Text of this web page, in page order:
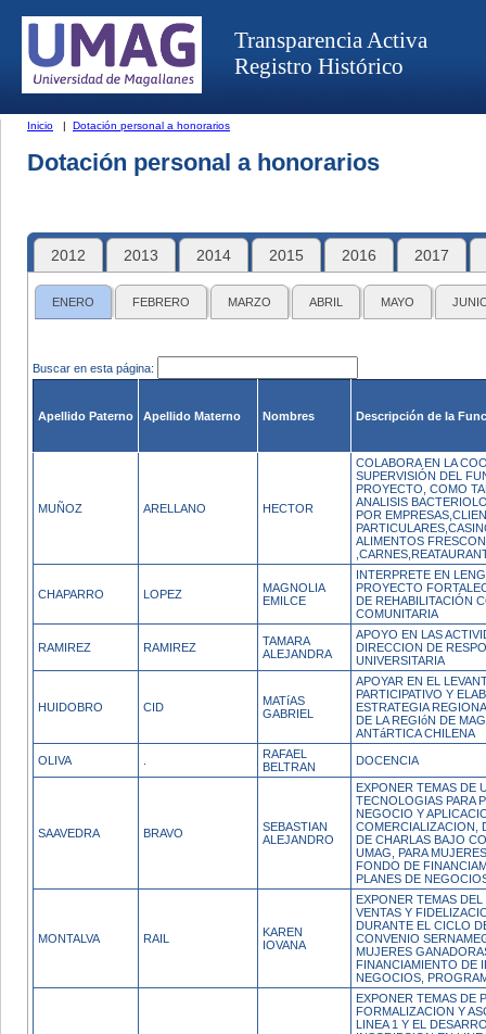
Transparencia Activa
Registro Histórico
Inicio | Dotación personal a honorarios
Dotación personal a honorarios
2012 2013 2014 2015 2016 2017
ENERO FEBRERO MARZO ABRIL MAYO
Buscar en esta página:
Apellido Paterno Apellido Materno Nombres Descripción de la
MUÑOZ ARELLANO HECTOR
COLABORA EN LA
SUPERVISIÓN DEL
PROYECTO, COMO
ANALISIS
POR
ALIMENTOS
CHAPARRO LOPEZ
MAGNOLIA
EMILCE
INTERPRETE EN
PROYECTO
DE REHABILITACIÓN
COMUNITARIA
RAMIREZ RAMIREZ
TAMARA
ALEJANDRA
APOYO EN LAS
DIRECCION DE
UNIVERSITARIA
HUIDOBRO CID
MATíAS
GABRIEL
APOYAR EN EL
PARTICIPATIVO Y
ESTRATEGIA
DE LA REGIóN DE
ANTáRTICA CHILENA
OLIVA
RAFAEL
BELTRAN
DOCENCIA
SAAVEDRA BRAVO
SEBASTIAN
ALEJANDRO
EXPONER TEMAS DE
TECNOLOGIAS PARA
NEGOCIO Y
COMERCIALIZACION,
DE CHARLAS BAJO
UMAG, PARA
FONDO DE
PLANES DE
MONTALVA RAIL
KAREN
IOVANA
EXPONER TEMAS
VENTAS Y
DURANTE EL CICLO
CONVENIO
MUJERES
FINANCIAMIENTO DE
NEGOCIOS,
EXPONER TEMAS DE
FORMALIZACION Y
LINEA 1 Y EL